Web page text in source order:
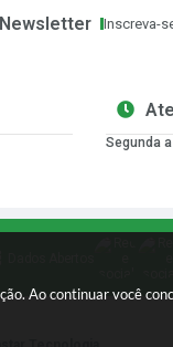
Ao continuar você
Segunda
Newsletter Inscreva-